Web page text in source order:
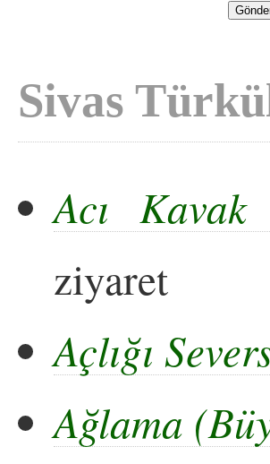
Sivas
Acı Kavak
ziyaret
Açlığı
Ağlama